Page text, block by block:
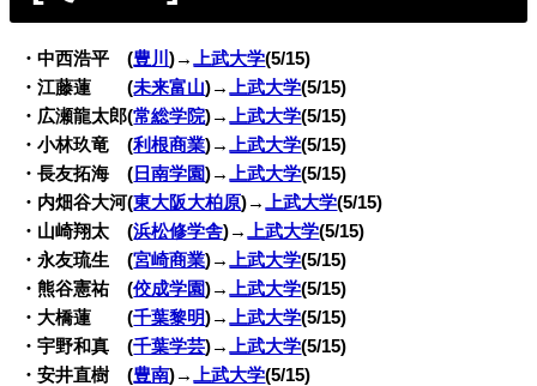
・中西浩平 (豊川)→ 上武大学(5/15)
・江藤蓮 (未来富山)→ 上武大学(5/15)
・広瀬龍太郎(常総学院)→ 上武大学(5/15)
・小林玖竜 (利根商業)→ 上武大学(5/15)
・長友拓海 ( 日南学園)→ 上武大学(5/15)
・内畑谷大河(東大阪大柏原)→ 上武大学(5/15)
・山崎翔太 (浜松修学舎)→ 上武大学(5/15)
・永友琉生 (宮崎商業)→ 上武大学(5/15)
・熊谷憲祐 (佼成学園)→ 上武大学(5/15)
・大橋蓮 (千葉黎明)→ 上武大学(5/15)
・宇野和真 (千葉学芸)→ 上武大学(5/15)
・安井直樹 (豊南)→ 上武大学(5/15)